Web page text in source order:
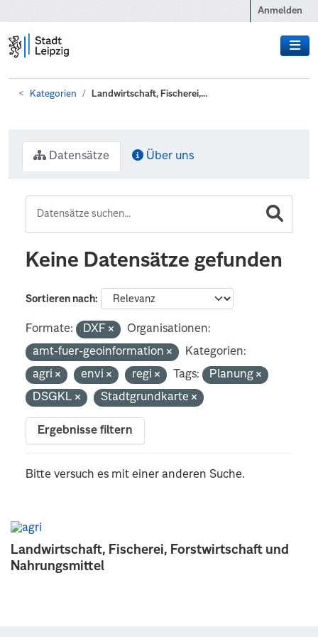
Anmelden
Kategorien Landwirtschaft, Fischerei,...
Landwirtschaft, Fischerei, Forstwirtschaft und
Nahrungsmittel
Datensätze Über uns
Keine Datensätze gefunden
Sortieren nach
Formate: DXF
Organisationen:
amt-fuer-geoinformation
Kategorien:
agri
envi regi Tags:
Planung
DSGKL
Stadtgrundkarte
Ergebnisse filtern
Bitte versuch es mit einer anderen Suche.